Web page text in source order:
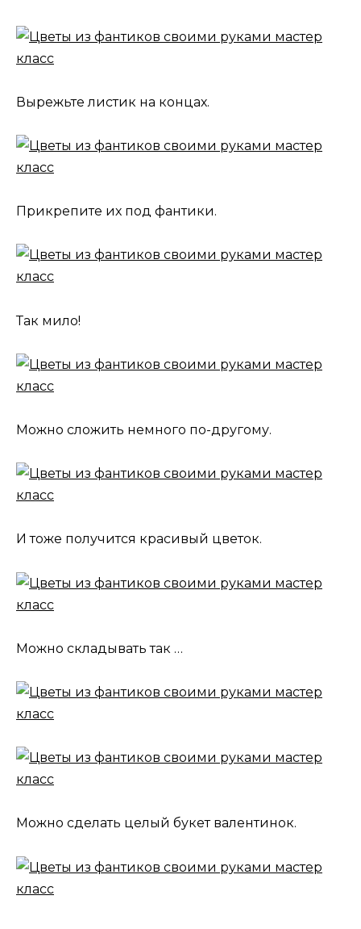
Вырежьте листик на концах.
Прикрепите их под фантики.
Так мило!
Можно сложить немного по-другому.
И тоже получится красивый цветок.
Можно складывать так …
Можно сделать целый букет валентинок.